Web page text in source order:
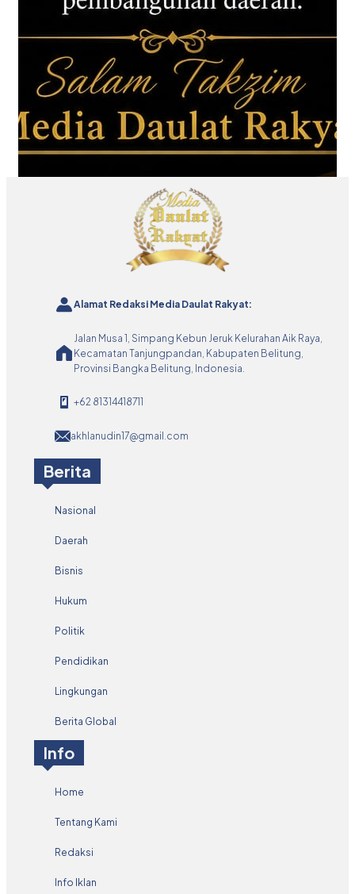
Alamat Redaksi Media Daulat Rakyat:
Jalan Musa 1, Simpang Kebun Jeruk Kelurahan Aik Raya,
Kecamatan Tanjungpandan, Kabupaten Belitung,
Provinsi Bangka Belitung, Indonesia.
+62 81314418711
akhlanudin17@gmail.com
Berita
Nasional
Daerah
Bisnis
Hukum
Politik
Pendidikan
Lingkungan
Berita Global
Info
Home
Tentang Kami
Redaksi
Info Iklan